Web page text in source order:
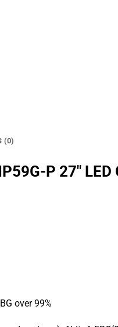
(0)
P 27″
over 99%